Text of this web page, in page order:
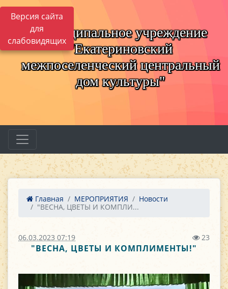
Версия сайта
для
слабовидящих
Муниципальное учреждение
"Екатериновский
межпоселенческий центральный
дом культуры"
Главная МЕРОПРИЯТИЯ
Новости
"ВЕСНА, ЦВЕТЫ И КОМПЛИ...
06.03.2023 07:19 23
"ВЕСНА, ЦВЕТЫ И КОМПЛИМЕНТЫ!"